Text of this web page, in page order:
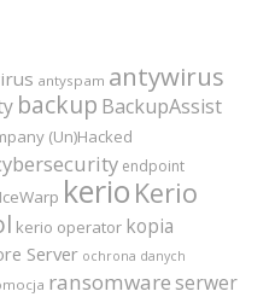
antyspam antywirus
backup BackupAssist
(Un)Hacked
endpoint
IceWarp kerio Kerio
kerio operator kopia
Server ochrona danych
ransomware serwer